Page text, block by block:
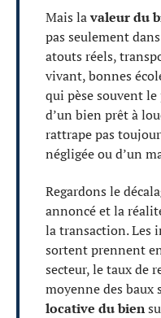
Mais lavaleur du
pas seulement
atouts réels,
vivant, bonnes
qui pèse souvent le
d’un bien prêt à
rattrape pas
négligée ou d’un
Regardons le
annoncé et la
la transaction. Les
sortent prennent
secteur, le taux de
moyenne des
locative du bien